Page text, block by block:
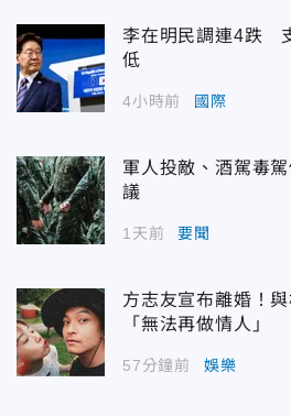
李在明民調連4跌
低
4小時前 國際
軍人投敵、酒駕毒
議
1天前 要聞
方志友宣布離婚！
「無法再做情人」
57分鐘前 娛樂